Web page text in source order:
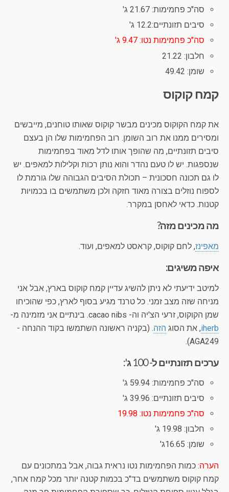
סה"כ פחמימות: 21.67 ג'
סיבים תזונתיים:12.2 ג'
סה"כ פחמימות נטו: 9.47 ג'
חלבון: 21.22
שומן: 49.42
קמח קוקוס
את קמח הקוקוס מכינים מבשר קוקוס שאותו טוחנים, מייבשים
ומסירים ממנו את רוב השומן. רוב הפחמימות שלו הן בעצם
סיבים תזונתיים, מה שהופך אותו לדל מאוד בפחמימות
שנספגות. יש לו טעם נהדר והוא נותן רכות וקלילות למאפים. יש
לו גם תכונה חסכונית – תכולת הסיבים הגבוהה שלו גורמת לו
לספוח נוזלים בצורה מאוד חזקה ולכן משתמשים בו בכמויות
קטנות. כדאי לאחסן במקרר.
מה מכינים מזה?
מאפינז, לחם קוקוס, קראסט למאפים, ועוד.
איפה משיגים:
למיטב ידיעתי לא ניתן להשיג עדיין קמח קוקוס בארץ, אבל אני
מניחה שזה מצב זמני. כל טרנד מגיע בסוף לארץ, כפי שהוכיחו
שמן הקוקוס, זרעי הצ'יה וה- cacao nibs. בינתיים אני מזמינה מ-
iherb, את הסוג הזה. (בקניה ראשונה השתמשו בקוד ההנחה -
AGA249).
ערכים תזונתיים ל- 100 ג':
סה"כ פחמימות: 59.94 ג'
סיבים תזונתיים: 39.96 ג'
סה"כ פחמימות נטו: 19.98
חלבון: 19.98 ג'
שומן: 16.65ג'
הערה: כמות הפחמימות נטו נראית גבוה, אבל במתכונים עם
קמח קוקוס משתמשים בד"כ בכמות קטנה יותר מכל קמח אחר,